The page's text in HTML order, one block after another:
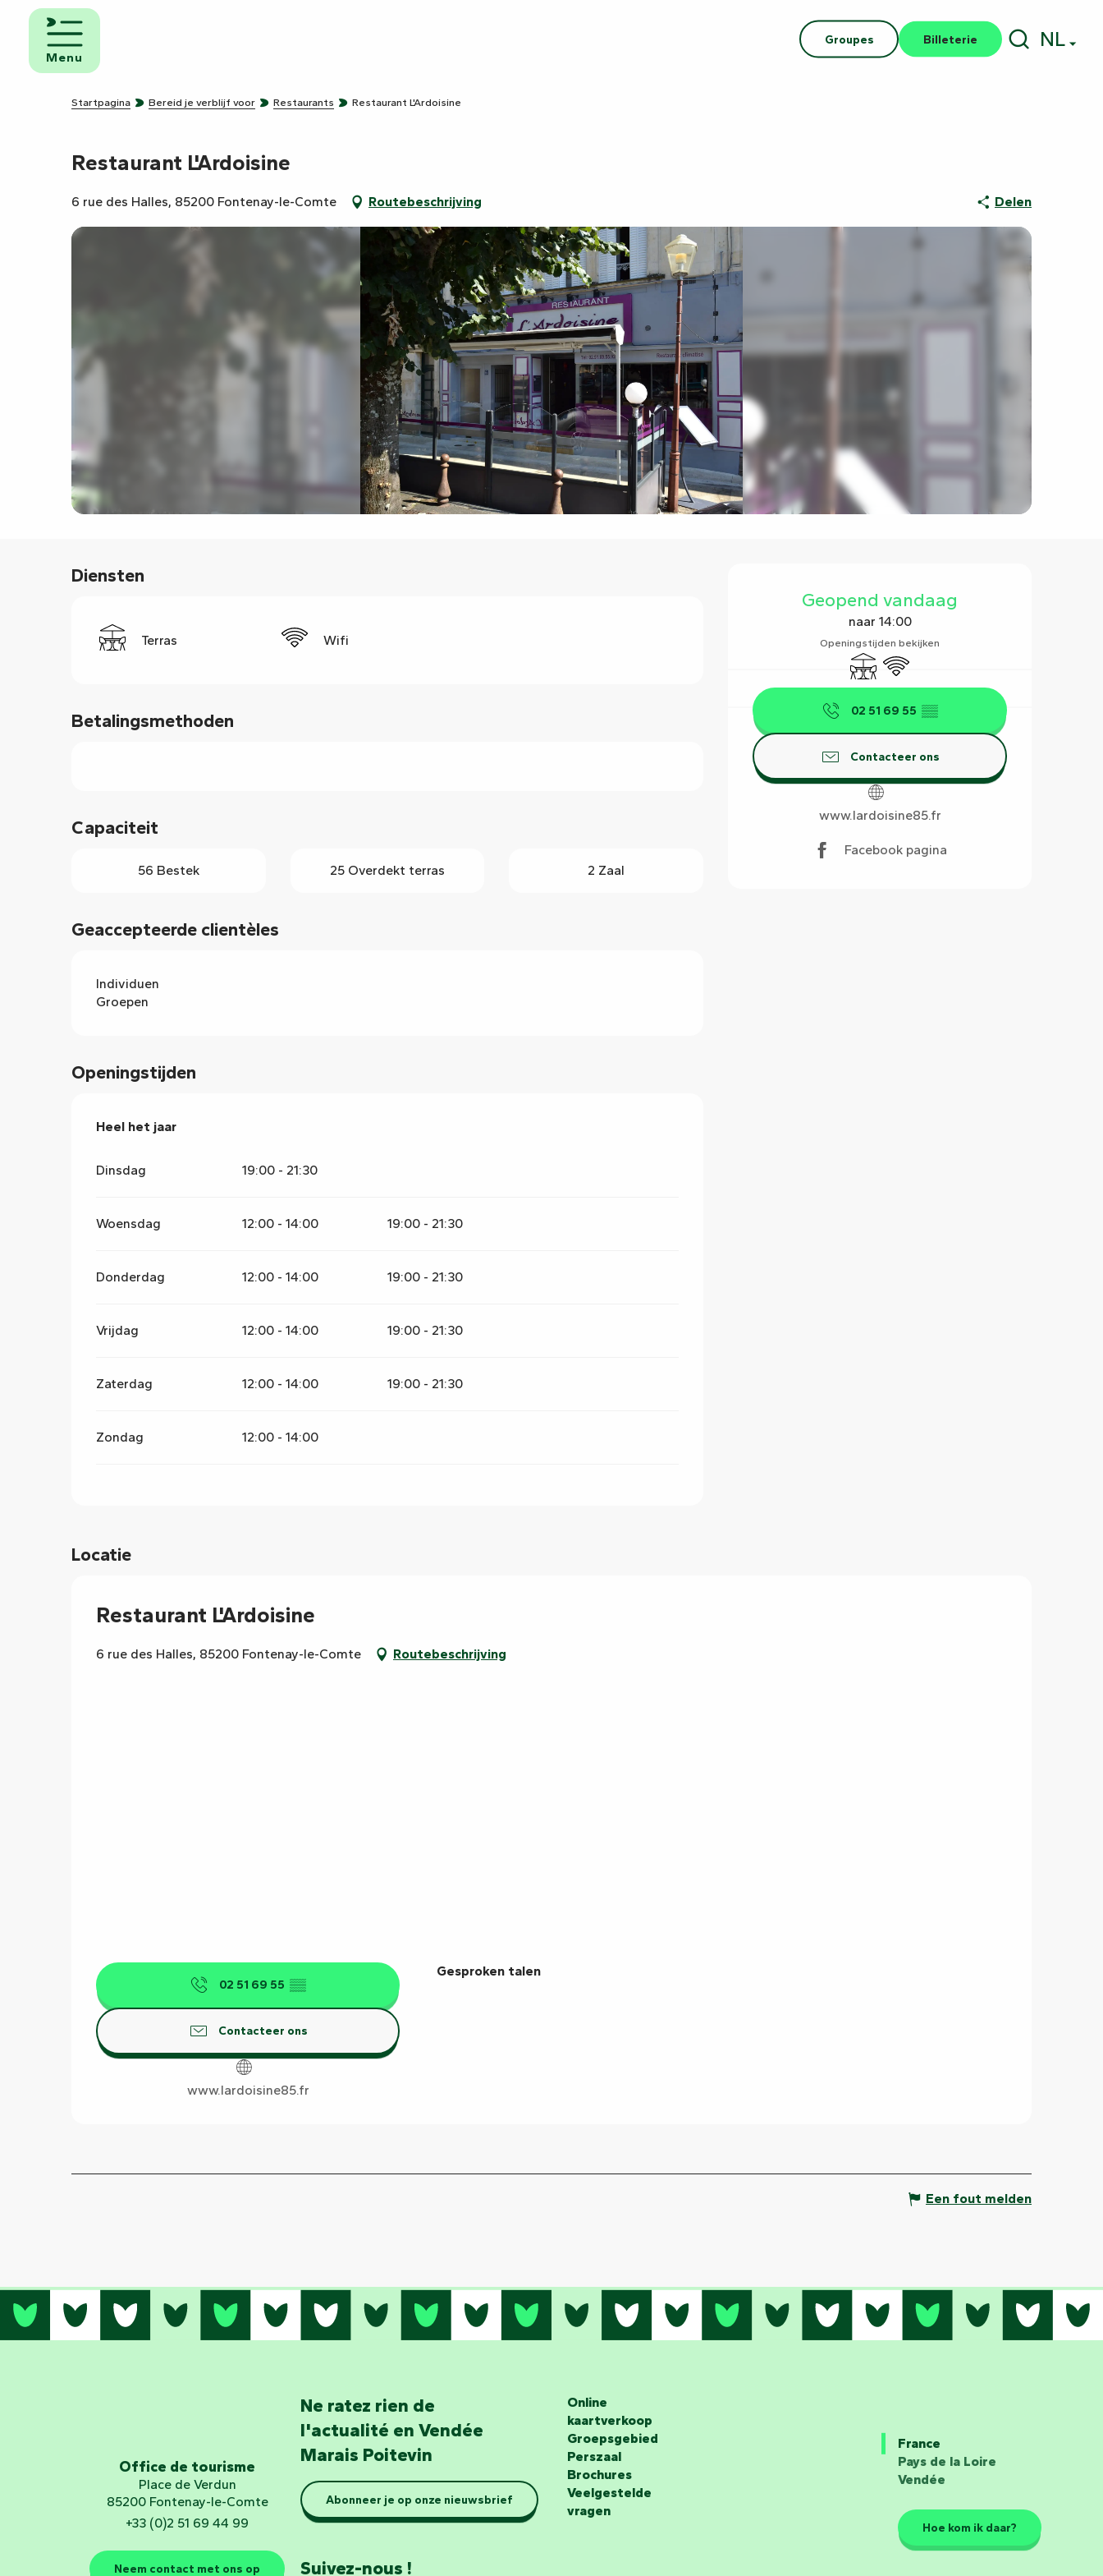
contenu
principal
Groupes Billeterie NL
Menu
Logies en
ontbijt
Startpagina Bereid je verblijf voor Restaurants Restaurant L'Ardoisine
Restaurant L'Ardoisine
6 rue des Halles, 85200 Fontenay-le-Comte Routebeschrijving Delen
Geopend vandaag
naar 14:00
Openingstijden bekijken
Terras Wifi
02 51 69 55 ▒▒
Contacteer ons
www.lardoisine85.fr
Facebook pagina
Diensten
Terras Wifi
Betalingsmethoden
Capaciteit
56 Bestek 25 Overdekt terras 2 Zaal
Geaccepteerde clientèles
Individuen
Groepen
Openingstijden
Heel het jaar
Heel het jaar
Dinsdag 19:00 - 21:30
Woensdag 12:00 - 14:00 19:00 - 21:30
Donderdag 12:00 - 14:00 19:00 - 21:30
Vrijdag 12:00 - 14:00 19:00 - 21:30
Zaterdag 12:00 - 14:00 19:00 - 21:30
Zondag 12:00 - 14:00
Locatie
Restaurant L'Ardoisine
6 rue des Halles, 85200 Fontenay-le-Comte Routebeschrijving
02 51 69 55 ▒▒
Contacteer ons
www.lardoisine85.fr
Gesproken talen
Gesproken talen
Een fout melden
Office de tourisme
Place de Verdun
85200 Fontenay-le-Comte
+33 (0)2 51 69 44 99
Neem contact met ons op
Ne ratez rien de
l'actualité en Vendée
Marais Poitevin
Abonneer je op onze nieuwsbrief
Suivez-nous !
Online
kaartverkoop
Groepsgebied
Perszaal
Brochures
Veelgestelde
vragen
France
Pays de la Loire
Vendée
Hoe kom ik daar?